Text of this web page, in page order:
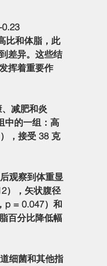
比和体脂，此
差异。这些结
挥着重要作
中的一组：高
，接受 38 克
），矢状腹径
p = 0.047）和
百分比降低幅